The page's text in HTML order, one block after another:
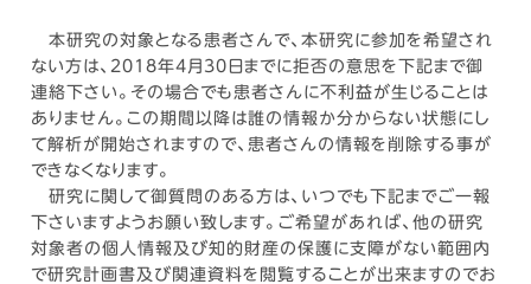
本研究の対象となる患者さんで、本研究に参加を希望され
ない方は、2018年4月30日までに拒否の意思を下記まで御
連絡下さい。その場合でも患者さんに不利益が生じることは
ありません。この期間以降は誰の情報か分からない状態にし
て解析が開始されますので、患者さんの情報を削除する事が
できなくなります。
研究に関して御質問のある方は、いつでも下記までご一報
下さいますようお願い致します。ご希望があれば、他の研究
対象者の個人情報及び知的財産の保護に支障がない範囲内
で研究計画書及び関連資料を閲覧することが出来ますのでお